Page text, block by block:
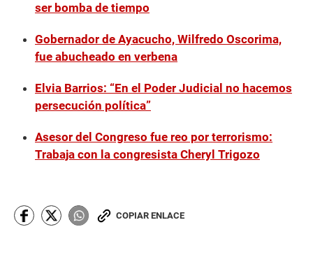
ser bomba de tiempo
Gobernador de Ayacucho, Wilfredo Oscorima,
fue abucheado en verbena
Elvia Barrios: “En el Poder Judicial no hacemos
persecución política”
Asesor del Congreso fue reo por terrorismo:
Trabaja con la congresista Cheryl Trigozo
COPIAR ENLACE